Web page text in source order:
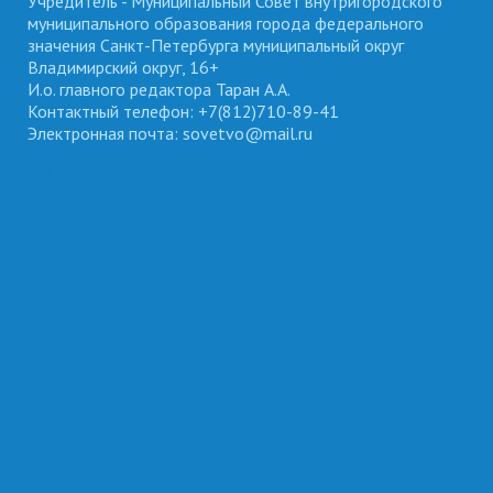
муниципального образования города федерального
значения Санкт-Петербурга муниципальный округ
Владимирский округ, 16+
И.о. главного редактора Таран А.А.
Контактный телефон: +7(812)710-89-41
Электронная почта: sovetvo@mail.ru